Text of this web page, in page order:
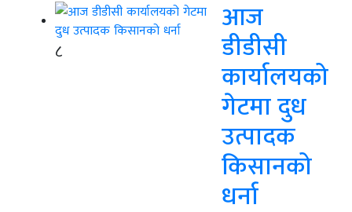
८
आज
डीडीसी
कार्यालयको
गेटमा दुध
उत्पादक
किसानको
धर्ना